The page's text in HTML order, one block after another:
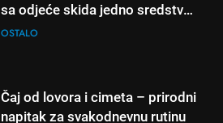
sa odjeće skida jedno sredstvo
koje svi imamo u kući
OSTALO
Čaj od lovora i cimeta – prirodni
napitak za svakodnevnu rutinu